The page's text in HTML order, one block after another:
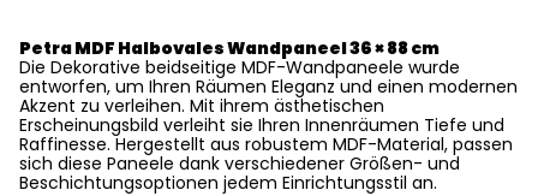
Petra MDF Halbovales Wandpaneel 36 × 88 cm
Die Dekorative beidseitige MDF-Wandpaneele wurde
entworfen, um Ihren Räumen Eleganz und einen modernen
Akzent zu verleihen. Mit ihrem ästhetischen
Erscheinungsbild verleiht sie Ihren Innenräumen Tiefe und
Raffinesse. Hergestellt aus robustem MDF-Material, passen
sich diese Paneele dank verschiedener Größen- und
Beschichtungsoptionen jedem Einrichtungsstil an.